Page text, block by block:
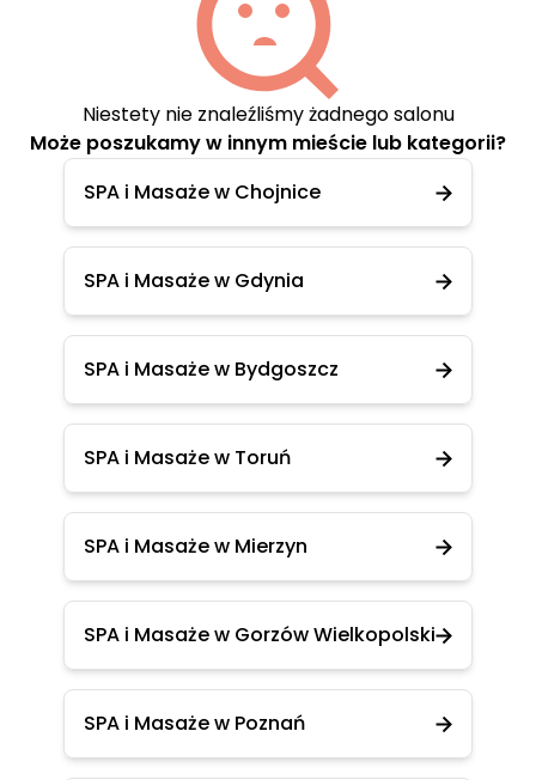
Niestety nie znaleźliśmy żadnego salonu
Może poszukamy w innym mieście lub kategorii?
SPA i Masaże w Chojnice
SPA i Masaże w Gdynia
SPA i Masaże w Bydgoszcz
SPA i Masaże w Toruń
SPA i Masaże w Mierzyn
SPA i Masaże w Gorzów Wielkopolski
SPA i Masaże w Poznań